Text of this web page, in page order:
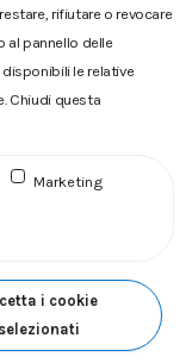
n.10.029 - Capitale
rifiutare o revocare
al pannello delle
le relative
Chiudi questa
Marketing
i cookie
selezionati